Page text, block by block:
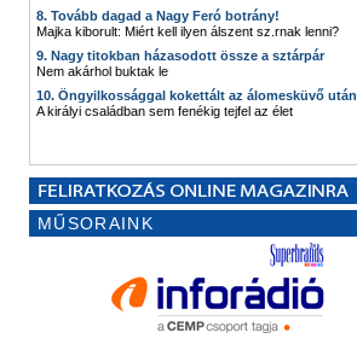
8. Tovább dagad a Nagy Feró botrány!
Majka kiborult: Miért kell ilyen álszent sz.rnak lenni?
9. Nagy titokban házasodott össze a sztárpár
Nem akárhol buktak le
10. Öngyilkossággal kokettált az álomesküvő után
A királyi családban sem fenékig tejfel az élet
MŰSORAINK